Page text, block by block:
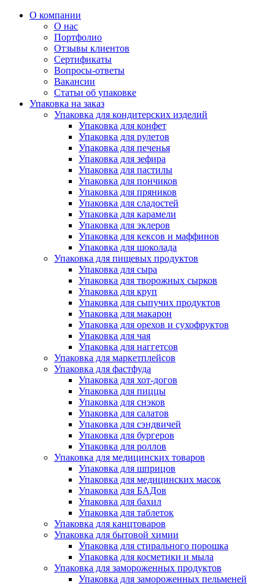
О компании
О нас
Портфолио
Отзывы клиентов
Сертификаты
Вопросы-ответы
Вакансии
Статьи об упаковке
Упаковка на заказ
Упаковка для кондитерских изделий
Упаковка для конфет
Упаковка для рулетов
Упаковка для печенья
Упаковка для зефира
Упаковка для пастилы
Упаковка для пончиков
Упаковка для пряников
Упаковка для сладостей
Упаковка для карамели
Упаковка для эклеров
Упаковка для кексов и маффинов
Упаковка для шоколада
Упаковка для пищевых продуктов
Упаковка для сыра
Упаковка для творожных сырков
Упаковка для круп
Упаковка для сыпучих продуктов
Упаковка для макарон
Упаковка для орехов и сухофруктов
Упаковка для чая
Упаковка для наггетсов
Упаковка для маркетплейсов
Упаковка для фастфуда
Упаковка для хот-догов
Упаковка для пиццы
Упаковка для снэков
Упаковка для салатов
Упаковка для сэндвичей
Упаковка для бургеров
Упаковка для роллов
Упаковка для медицинских товаров
Упаковка для шприцов
Упаковка для медицинских масок
Упаковка для БАДов
Упаковка для бахил
Упаковка для таблеток
Упаковка для канцтоваров
Упаковка для бытовой химии
Упаковка для стирального порошка
Упаковка для косметики и мыла
Упаковка для замороженных продуктов
Упаковка для замороженных пельменей